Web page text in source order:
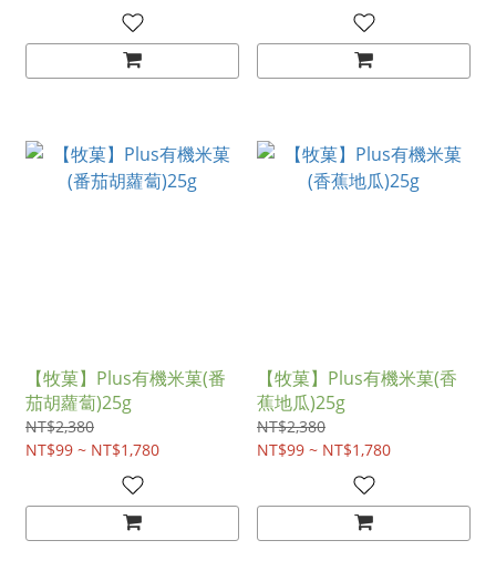
【牧菓】Plus有機米菓(番
茄胡蘿蔔)25g
NT$2,380
NT$99 ~ NT$1,780
【牧菓】Plus有機米菓(香
蕉地瓜)25g
NT$2,380
NT$99 ~ NT$1,780